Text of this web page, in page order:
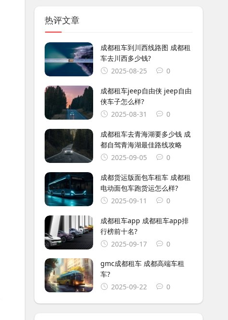
热评文章
成都租车到川西线路图 成都租
车去川西多少钱?
2025-08-25
0
成都租车jeep自由侠 jeep自由
侠车子怎么样?
2025-08-31
0
成都租车去青海湖要多少钱 成
都自驾青海湖最佳路线攻略
2025-09-05
0
成都货运版面包车租车 成都租
电动面包车跑货运怎么样?
2025-09-11
0
成都租车app 成都租车app排
行榜前十名?
2025-09-17
0
gmc成都租车 成都高端车租
车?
2025-09-22
0